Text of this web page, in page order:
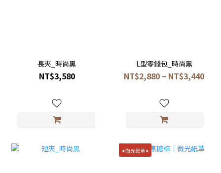
長夾_時尚黑
NT$3,580
L型零錢包_時尚黑
NT$2,880 ~ NT$3,440
✦微光紙革✦